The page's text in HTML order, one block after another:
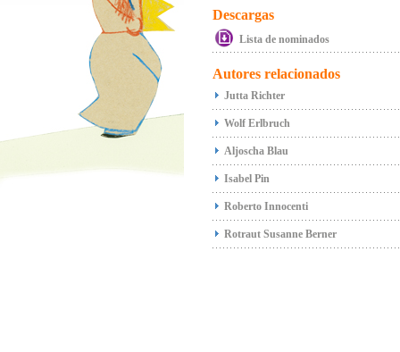
Descargas
Lista de nominados
Autores relacionados
Jutta Richter
Wolf Erlbruch
Aljoscha Blau
Isabel Pin
Roberto Innocenti
Rotraut Susanne Berner